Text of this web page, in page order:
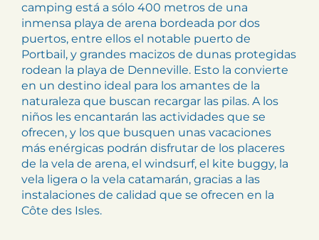
camping está a sólo 400 metros de una
inmensa playa de arena bordeada por dos
puertos, entre ellos el notable puerto de
Portbail, y grandes macizos de dunas protegidas
rodean la playa de Denneville. Esto la convierte
en un destino ideal para los amantes de la
naturaleza que buscan recargar las pilas. A los
niños les encantarán las actividades que se
ofrecen, y los que busquen unas vacaciones
más enérgicas podrán disfrutar de los placeres
de la vela de arena, el windsurf, el kite buggy, la
vela ligera o la vela catamarán, gracias a las
instalaciones de calidad que se ofrecen en la
Côte des Isles.